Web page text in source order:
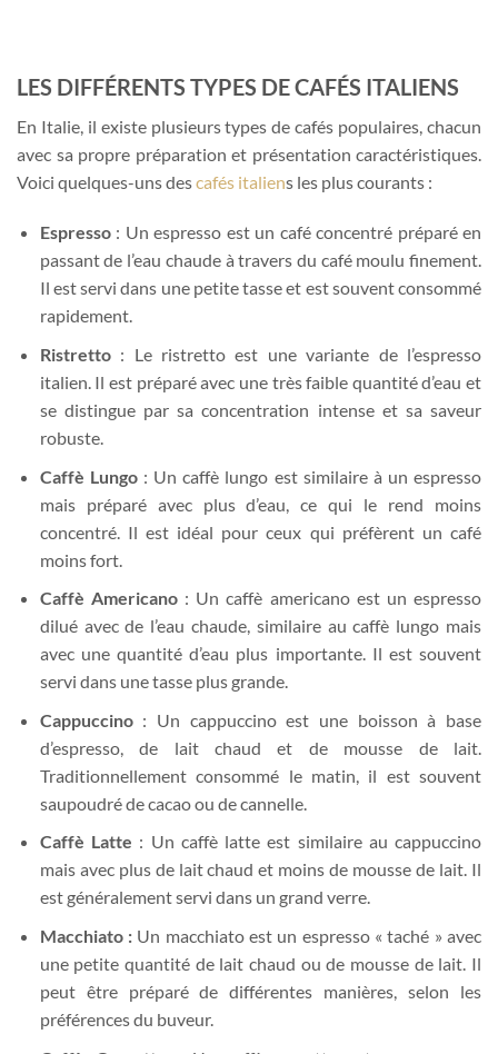
LES DIFFÉRENTS TYPES DE CAFÉS ITALIENS
En Italie, il existe plusieurs types de cafés populaires, chacun
avec sa propre préparation et présentation caractéristiques.
Voici quelques-uns descafés italiens les plus courants :
Espresso: Un espresso est un café concentré préparé en
passant de l’eau chaude à travers du café moulu finement.
Il est servi dans une petite tasse et est souvent consommé
rapidement.
Ristretto: Le ristretto est une variante de l’espresso
italien. Il est préparé avec une très faible quantité d’eau et
se distingue par sa concentration intense et sa saveur
robuste.
Caffè Lungo: Un caffè lungo est similaire à un espresso
mais préparé avec plus d’eau, ce qui le rend moins
concentré. Il est idéal pour ceux qui préfèrent un café
moins fort.
Caffè Americano : Un caffè americano est un espresso
dilué avec de l’eau chaude, similaire au caffè lungo mais
avec une quantité d’eau plus importante. Il est souvent
servi dans une tasse plus grande.
Cappuccino: Un cappuccino est une boisson à base
d’espresso, de lait chaud et de mousse de lait.
Traditionnellement consommé le matin, il est souvent
saupoudré de cacao ou de cannelle.
Caffè Latte : Un caffè latte est similaire au cappuccino
mais avec plus de lait chaud et moins de mousse de lait. Il
est généralement servi dans un grand verre.
Macchiato : Un macchiato est un espresso « taché » avec
une petite quantité de lait chaud ou de mousse de lait. Il
peut être préparé de différentes manières, selon les
préférences du buveur.